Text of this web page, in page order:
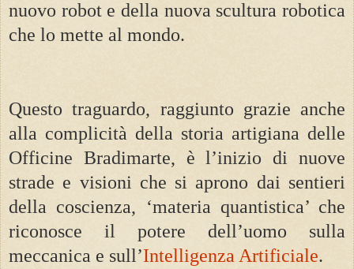
nuovo robot e della nuova scultura robotica
che lo mette al mondo.
Questo traguardo, raggiunto grazie anche
alla complicità della storia artigiana delle
Officine Bradimarte, è l’inizio di nuove
strade e visioni che si aprono dai sentieri
della coscienza, ‘materia quantistica’ che
riconosce il potere dell’uomo sulla
meccanica e sull’Intelligenza Artificiale.